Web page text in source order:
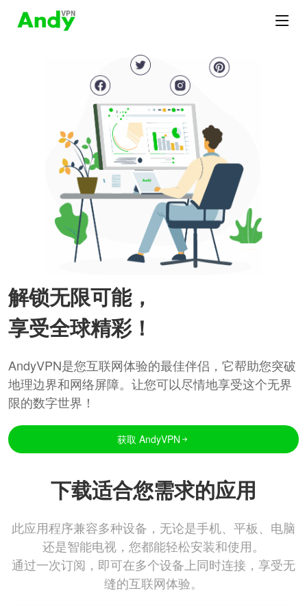
解锁无限可能，
享受全球精彩！
AndyVPN是您互联网体验的最佳伴侣，它帮助您突破
地理边界和网络屏障。让您可以尽情地享受这个无界
限的数字世界！
获取 AndyVPN
下载适合您需求的应用
此应用程序兼容多种设备，无论是手机、平板、电脑
还是智能电视，您都能轻松安装和使用。
通过一次订阅，即可在多个设备上同时连接，享受无
缝的互联网体验。